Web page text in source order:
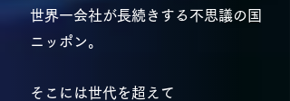
世界一会社が長続きする不思議の国
ニッポン。
そこには世代を超えて